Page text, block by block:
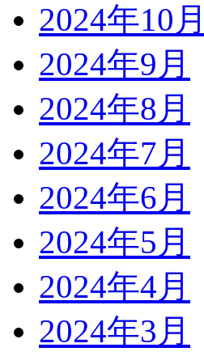
2024年10月
2024年9月
2024年8月
2024年7月
2024年6月
2024年5月
2024年4月
2024年3月